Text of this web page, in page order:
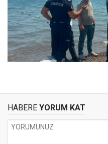
HABERE YORUM KAT